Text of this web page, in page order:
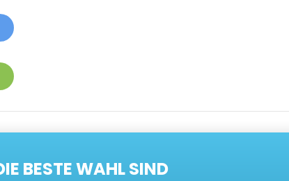
BESTE WAHL SIND